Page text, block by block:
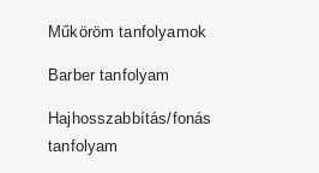
Műköröm tanfolyamok
Barber tanfolyam
Hajhosszabbítás/fonás
tanfolyam